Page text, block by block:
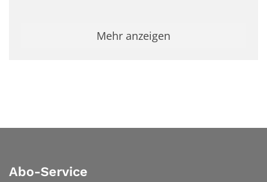
Mehr anzeigen
Abo-Service